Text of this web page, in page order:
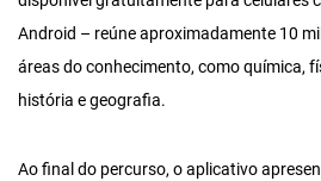
Android – reúne aproximadamente 10
áreas do conhecimento, como química,
história e geografia.
Ao final do percurso, o aplicativo